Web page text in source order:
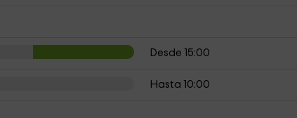
Desde 15:00
Hasta 10:00